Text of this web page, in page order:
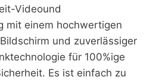
Videound
mit einem hochwertigen
und zuverlässiger
für 100%ige
Es ist einfach zu